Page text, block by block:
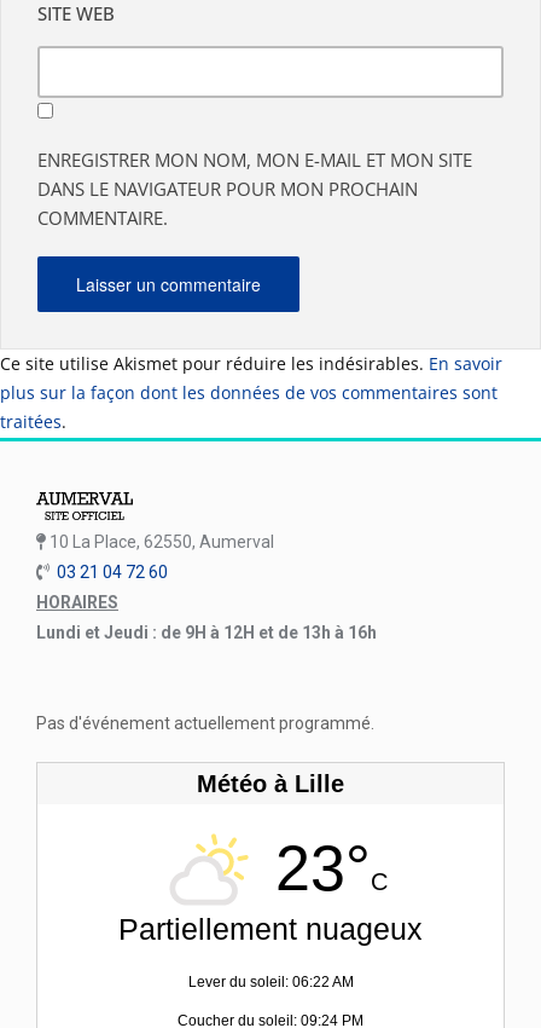
SITE WEB
ENREGISTRER MON NOM, MON E-MAIL ET MON SITE
DANS LE NAVIGATEUR POUR MON PROCHAIN
COMMENTAIRE.
Ce site utilise Akismet pour réduire les indésirables. En savoir
plus sur la façon dont les données de vos commentaires sont
traitées.
10 La Place, 62550, Aumerval
03 21 04 72 60
HORAIRES
Lundi et Jeudi : de 9H à 12H et de 13h à 16h
Pas d'événement actuellement programmé.
Météo à Lille
23°C
Partiellement nuageux
Lever du soleil: 06:22 AM
Coucher du soleil: 09:24 PM